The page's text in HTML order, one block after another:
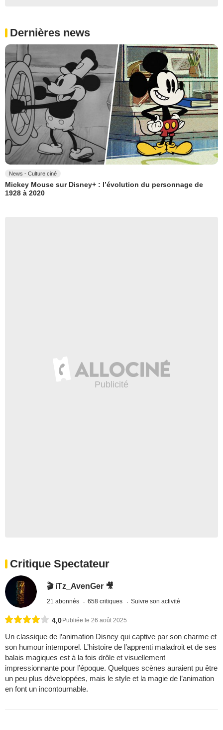
Dernières news
News - Culture ciné
Mickey Mouse sur Disney+ : l’évolution du personnage de
1928 à 2020
Critique Spectateur
🎬 iTz_AvenGer 🎥
21 abonnés 658 critiques Suivre son activité
4,0Publiée le 26 août 2025
Un classique de l’animation Disney qui captive par son charme et
son humour intemporel. L’histoire de l’apprenti maladroit et de ses
balais magiques est à la fois drôle et visuellement
impressionnante pour l’époque. Quelques scènes auraient pu être
un peu plus développées, mais le style et la magie de l’animation
en font un incontournable.